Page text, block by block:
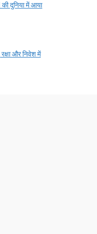
दुनिया में आया
और निवेश में